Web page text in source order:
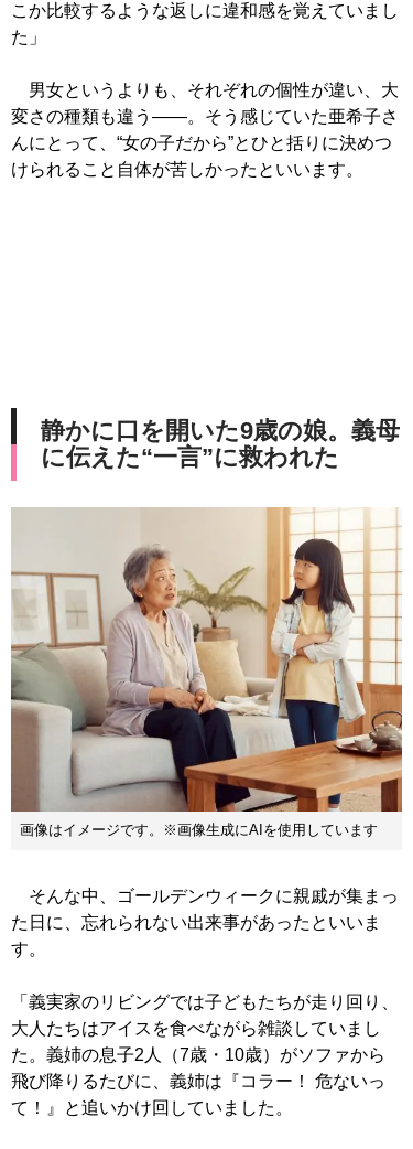
こか比較するような返しに違和感を覚えていまし
た」
男女というよりも、それぞれの個性が違い、大
変さの種類も違う――。そう感じていた亜希子さ
んにとって、“女の子だから”とひと括りに決めつ
けられること自体が苦しかったといいます。
静かに口を開いた9歳の娘。義母
に伝えた“一言”に救われた
画像はイメージです。※画像生成にAIを使用しています
そんな中、ゴールデンウィークに親戚が集まっ
た日に、忘れられない出来事があったといいま
す。
「義実家のリビングでは子どもたちが走り回り、
大人たちはアイスを食べながら雑談していまし
た。義姉の息子2人（7歳・10歳）がソファから
飛び降りるたびに、義姉は『コラー！ 危ないっ
て！』と追いかけ回していました。